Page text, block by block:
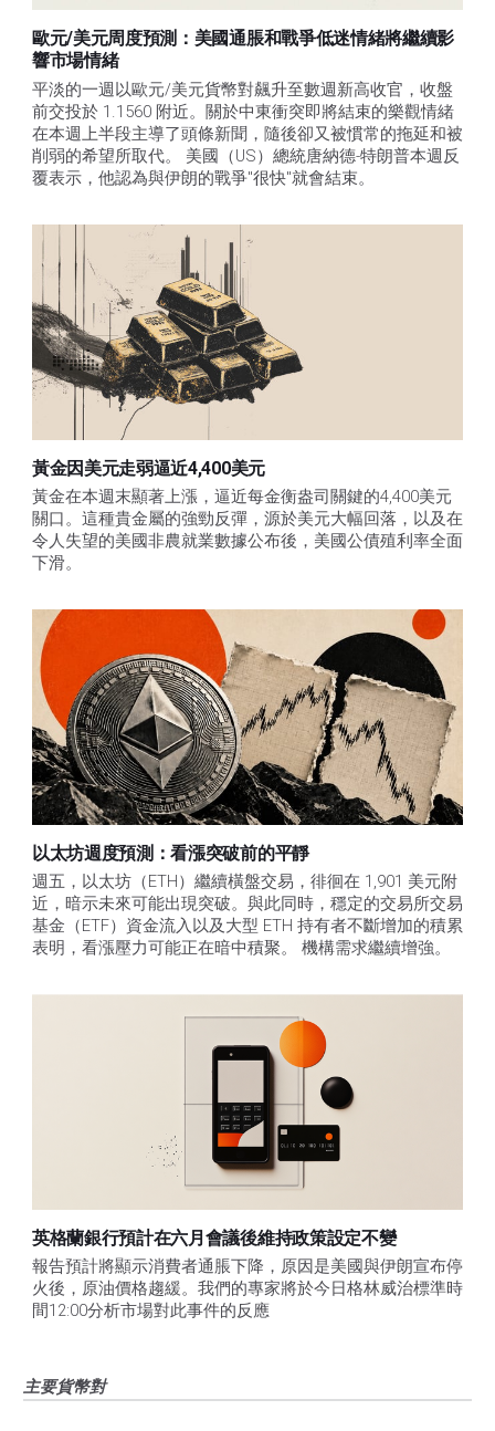
歐元/美元周度預測：美國通脹和戰爭低迷情緒將繼續影
響市場情緒
平淡的一週以歐元/美元貨幣對飆升至數週新高收官，收盤
前交投於 1.1560 附近。關於中東衝突即將結束的樂觀情緒
在本週上半段主導了頭條新聞，隨後卻又被慣常的拖延和被
削弱的希望所取代。 美國（US）總統唐納德-特朗普本週反
覆表示，他認為與伊朗的戰爭"很快"就會結束。
黃金因美元走弱逼近4,400美元
黃金在本週末顯著上漲，逼近每金衡盎司關鍵的4,400美元
關口。這種貴金屬的強勁反彈，源於美元大幅回落，以及在
令人失望的美國非農就業數據公布後，美國公債殖利率全面
下滑。
以太坊週度預測：看漲突破前的平靜
週五，以太坊（ETH）繼續橫盤交易，徘徊在 1,901 美元附
近，暗示未來可能出現突破。與此同時，穩定的交易所交易
基金（ETF）資金流入以及大型 ETH 持有者不斷增加的積累
表明，看漲壓力可能正在暗中積聚。 機構需求繼續增強。
英格蘭銀行預計在六月會議後維持政策設定不變
報告預計將顯示消費者通脹下降，原因是美國與伊朗宣布停
火後，原油價格趨緩。我們的專家將於今日格林威治標準時
間12:00分析市場對此事件的反應
主要貨幣對